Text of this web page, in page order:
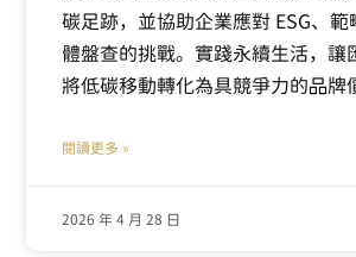
碳足跡，並協助企業應對 ESG、範
體盤查的挑戰。實踐永續生活，讓
將低碳移動轉化為具競爭力的品牌
閱讀更多 »
2026 年 4 月 28 日